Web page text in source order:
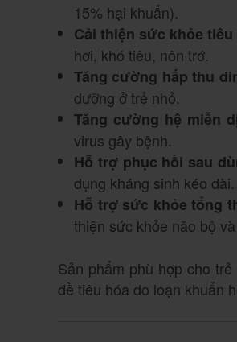
15% hại khuẩn).
Cải thiện sức khỏe tiêu
hơi, khó tiêu, nôn trớ.
Tăng cường hấp thu
dưỡng ở trẻ nhỏ.
Tăng cường hệ miễn
virus gây bệnh.
Hỗ trợ phục hồi sau
dụng kháng sinh kéo dài.
Hỗ trợ sức khỏe tổng
thiện sức khỏe não bộ
Sản phẩm phù hợp cho
đề tiêu hóa do loạn khuẩn